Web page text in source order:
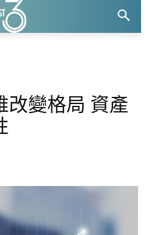
改變格局 資產